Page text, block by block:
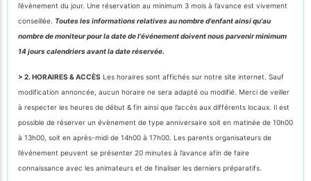
l’évènement du jour. Une réservation au minimum 3 mois à l’avance est vivement
conseillée. Toutes les informations relatives au nombre d'enfant ainsi qu'au
nombre de moniteur pour la date de l'événement doivent nous parvenir minimum
14 jours calendriers avant la date réservée.
> 2. HORAIRES & ACCÈS Les horaires sont affichés sur notre site internet. Sauf
modification annoncée, aucun horaire ne sera adapté ou modifié. Merci de veiller
à respecter les heures de début & fin ainsi que l’accès aux différents locaux. Il est
possible de réserver un évènement de type anniversaire soit en matinée de 10h00
à 13h00, soit en après-midi de 14h00 à 17h00. Les parents organisateurs de
l’événement peuvent se présenter 20 minutes à l’avance afin de faire
connaissance avec les animateurs et de finaliser les derniers préparatifs.